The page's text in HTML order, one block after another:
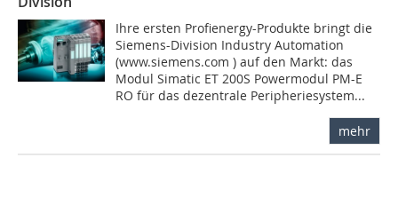
Ihre ersten Profienergy-Produkte bringt die
Siemens-Division Industry Automation
(www.siemens.com ) auf den Markt: das
Modul Simatic ET 200S Powermodul PM-E
RO für das dezentrale Peripheriesystem...
mehr